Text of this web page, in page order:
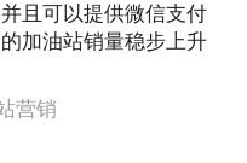
且可以提供微信支付
加油站销量稳步上升
营销